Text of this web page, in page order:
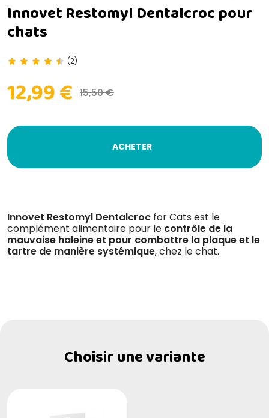
Innovet Restomyl Dentalcroc pour
chats
(2)
12,99 € 15,50 €
ACHETER
Innovet Restomyl Dentalcroc for Cats est le
complément alimentaire pour le contrôle de la
mauvaise haleine et pour combattre la plaque et le
tartre de manière systémique, chez le chat.
Choisir une variante